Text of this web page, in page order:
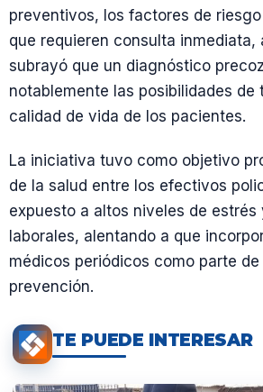
preventivos, los factores de
que requieren consulta inmediata,
subrayó que un diagnóstico
notablemente las posibilidades de
calidad de vida de los pacientes.
La iniciativa tuvo como objetivo
de la salud entre los efectivos
expuesto a altos niveles de estrés
laborales, alentando a que
médicos periódicos como parte
prevención.
TE PUEDE INTERESAR